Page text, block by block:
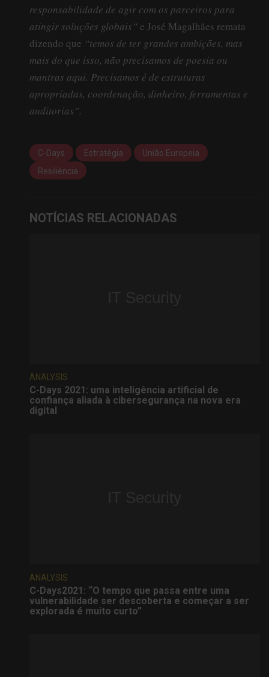
responsabilidade de agir com os parceiros para
atingir soluções globais” e José Magalhães remata
dizendo que “temos de ter grandes ambições, mas
mais do que isso, não precisamos de poesia ou
mantras aqui. Precisamos é de estruturas
apropriadas, coordenação, dinheiro, ferramentas e
auditorias”.
C-Days Estratégia
União Europeia
Resiliência
NOTÍCIAS RELACIONADAS
ANALYSIS
C-Days 2021: uma inteligência artificial de
confiança aliada à cibersegurança na nova era
digital
ANALYSIS
C-Days2021: “O tempo que passa entre uma
vulnerabilidade ser descoberta e começar a ser
explorada é muito curto”